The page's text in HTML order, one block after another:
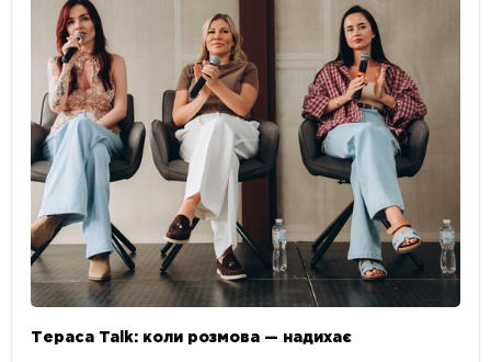
Тераса Talk: коли розмова — надихає